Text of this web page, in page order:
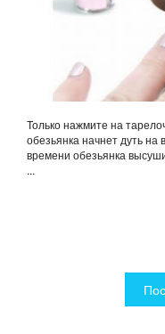
Только нажмите на
обезьянка начнет дуть на
времени обезьянка
...